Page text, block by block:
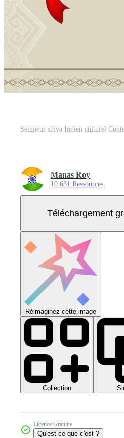
Manas Roy
10 631 Ressources
Téléchargement
Réimaginez cette image
Collection
Licence Gratuite
Qu'est-ce que c'est ?